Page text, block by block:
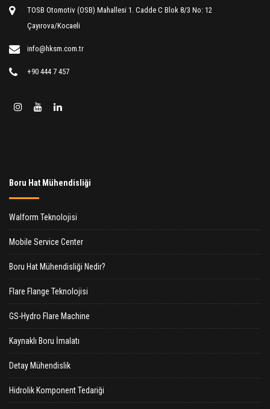
TOSB Otomotiv (OSB) Mahallesi 1. Cadde C Blok 8/3 No: 12
Çayırova/Kocaeli
info@hksm.com.tr
+90 444 7 457
Boru Hat Mühendisliği
Walform Teknolojisi
Mobile Service Center
Boru Hat Mühendisliği Nedir?
Flare Flange Teknolojisi
GS-Hydro Flare Machine
Kaynaklı Boru İmalatı
Detay Mühendislik
Hidrolik Komponent Tedariği